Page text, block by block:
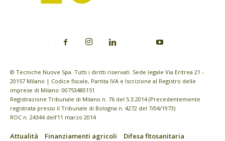
© Tecniche Nuove Spa. Tutti i diritti riservati. Sede legale Via Eritrea 21 -
20157 Milano | Codice fiscale, Partita IVA e Iscrizione al Registro delle
imprese di Milano: 00753480151
Registrazione Tribunale di Milano n. 76 del 5.3.2014 (Precedentemente
registrata presso il Tribunale di Bologna n. 4272 del 7/04/1973)
ROC n. 24344 dell’11 marzo 2014
Attualità Finanziamenti agricoli
Difesa fitosanitaria